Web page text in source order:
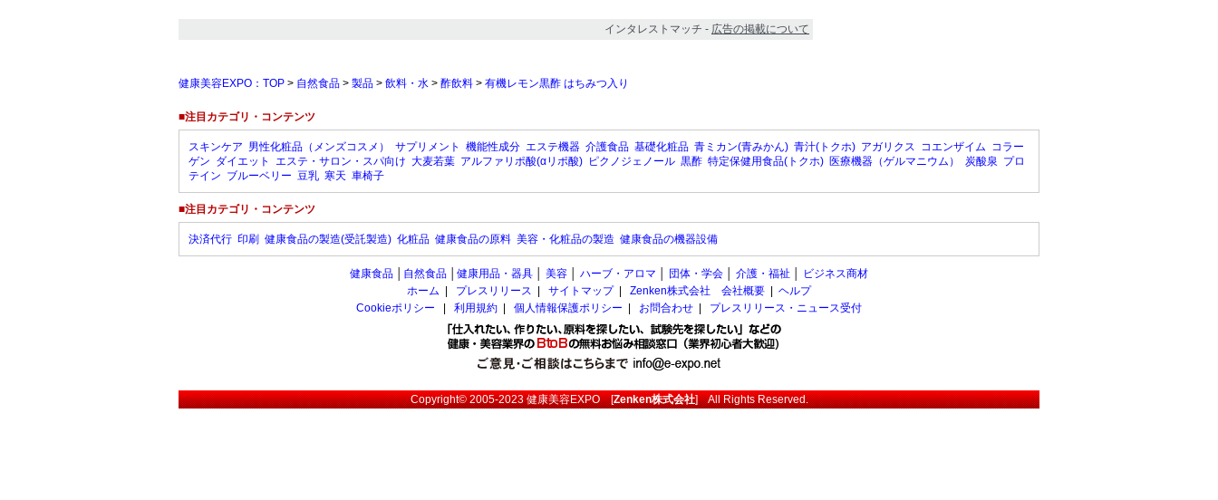
インタレストマッチ - 広告の掲載について
健康美容EXPO：TOP > 自然食品 > 製品 > 飲料・水 > 酢飲料 > 有機レモン黒酢 はちみつ入り
■注目カテゴリ・コンテンツ
スキンケア 男性化粧品（メンズコスメ） サプリメント 機能性成分 エステ機器 介護食品 基礎化粧品 青ミカン(青みかん) 青汁(トクホ) アガリクス コエンザイム コラー
ゲン ダイエット エステ・サロン・スパ向け 大麦若葉 アルファリポ酸(αリポ酸) ピクノジェノール 黒酢 特定保健用食品(トクホ) 医療機器（ゲルマニウム） 炭酸泉 プロ
テイン ブルーベリー 豆乳 寒天 車椅子
■注目カテゴリ・コンテンツ
決済代行 印刷 健康食品の製造(受託製造) 化粧品 健康食品の原料 美容・化粧品の製造 健康食品の機器設備
健康食品 自然食品 健康用品・器具 美容 ハーブ・アロマ 団体・学会 介護・福祉
ビジネス商材
ホーム
プレスリリース サイトマップ| Zenken株式会社 会社概要
ヘルプ
Cookieポリシー
利用規約 個人情報保護ポリシー お問合わせ プレスリリース・ニュース受付
Copyright© 2005-2023健康美容EXPO[Zenken株式会社] All Rights Reserved.